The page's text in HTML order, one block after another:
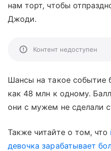
нам торт, чтобы
Джоди.
Контент недоступен
Шансы на такое событие
как 48 млн к одному.
они с мужем не сделали
Также читайте о том, что
девочка зарабатывает